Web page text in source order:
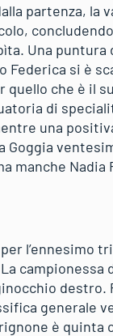
partenza,
Una
Federica si è
che è il
di
una
manche
l’ennesimo
generale
è